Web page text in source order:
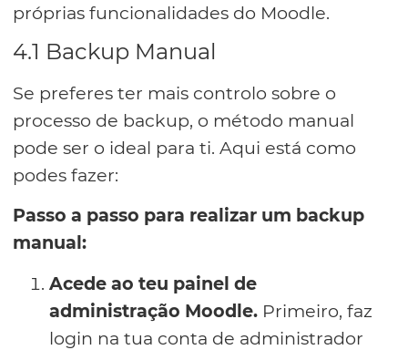
próprias funcionalidades do Moodle.
4.1 Backup Manual
Se preferes ter mais controlo sobre o
processo de backup, o método manual
pode ser o ideal para ti. Aqui está como
podes fazer:
Passo a passo para realizar um backup
manual:
Acede ao teu painel de
administração Moodle. Primeiro, faz
login na tua conta de administrador